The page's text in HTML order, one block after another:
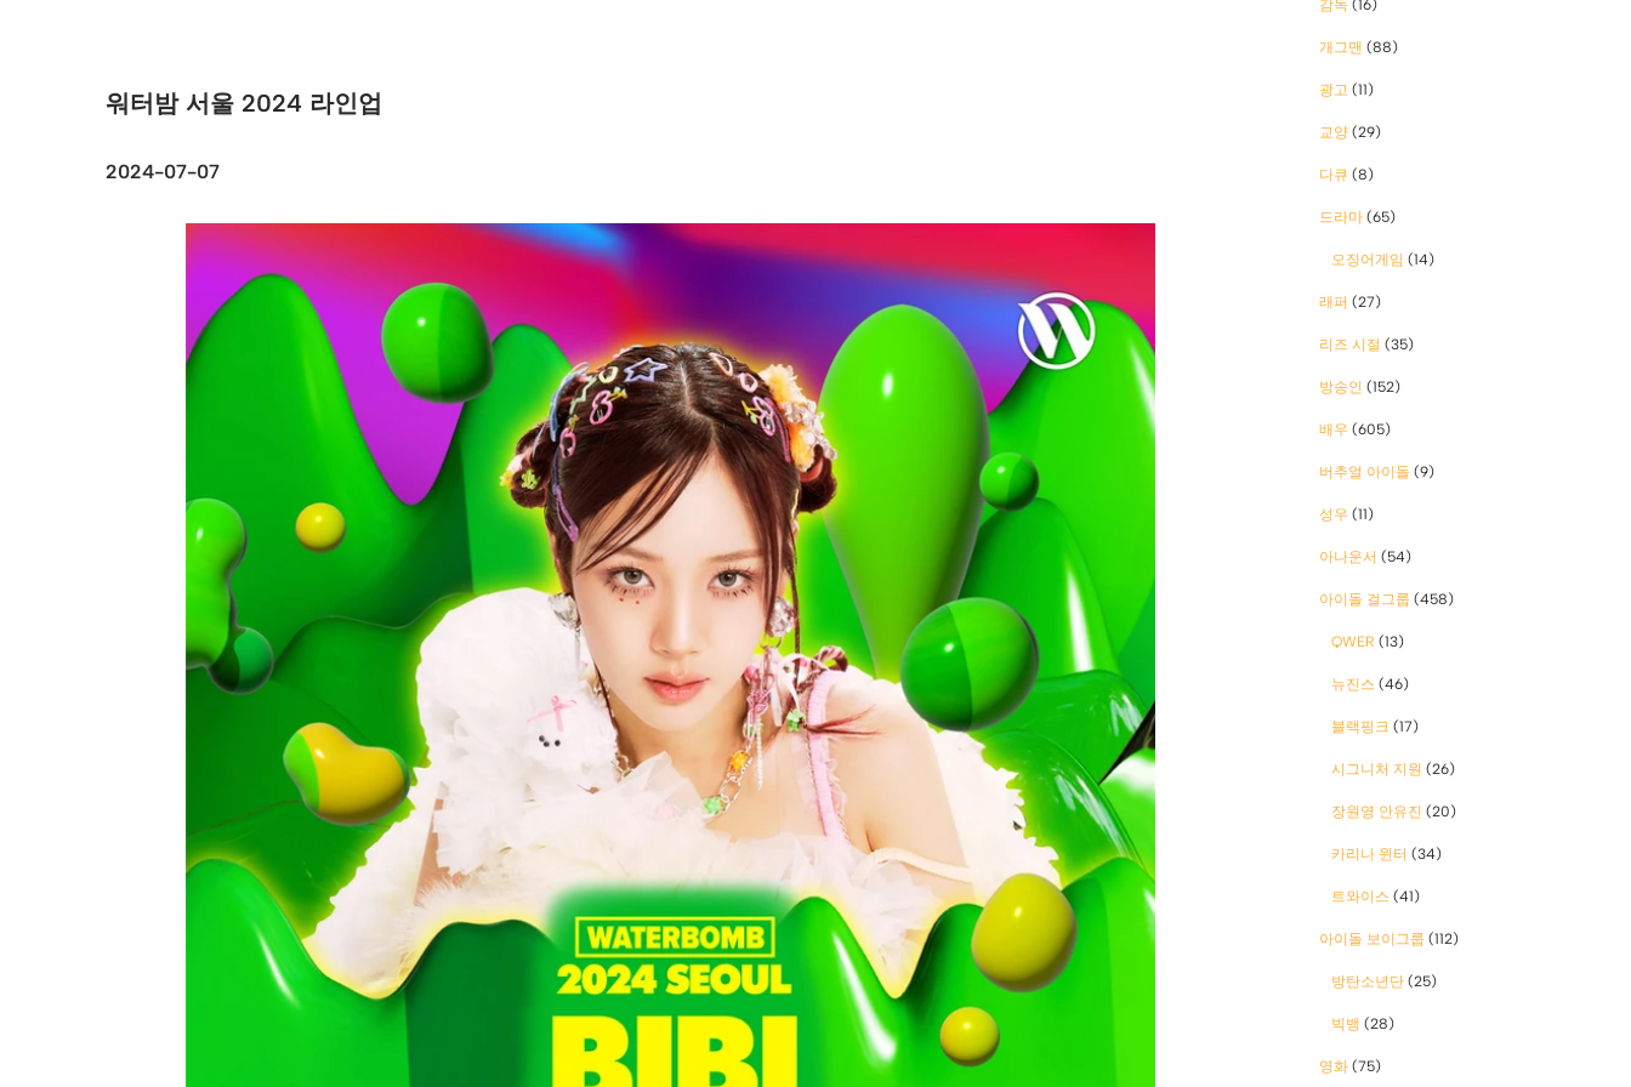
워터밤 서울 2024 라인업
2024-07-07
감독 (16)
개그맨 (88)
광고 (11)
교양 (29)
다큐 (8)
드라마 (65)
오징어게임 (14)
래퍼 (27)
리즈 시절 (35)
방송인 (152)
배우 (605)
버추얼 아이돌 (9)
성우 (11)
아나운서 (54)
아이돌 걸그룹 (458)
QWER (13)
뉴진스 (46)
블랙핑크 (17)
시그니처 지원 (26)
장원영 안유진 (20)
카리나 윈터 (34)
트와이스 (41)
아이돌 보이그룹 (112)
방탄소년단 (25)
빅뱅 (28)
영화 (75)